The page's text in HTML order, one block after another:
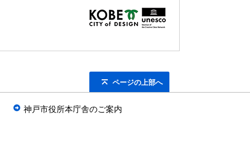
ページの上部へ
神戸市役所本庁舎のご案内